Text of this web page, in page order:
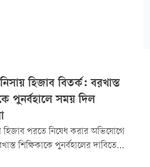
হিজাব বিতর্ক: বরখাস্ত
পুনর্বহালে সময় দিল
হিজাব পরতে নিষেধ করার অভিযোগে
শিক্ষিকাকে পুনর্বহালের দাবিতে